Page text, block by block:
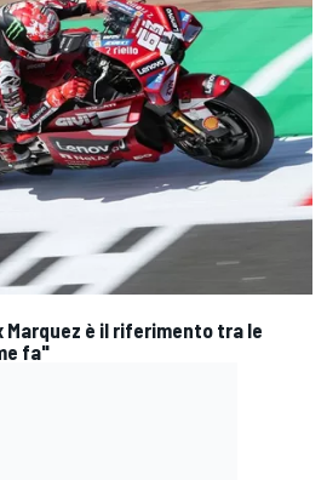
Marquez è il riferimento tra le
fa"